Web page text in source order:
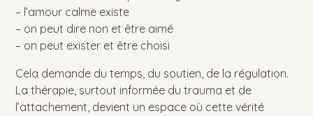
– l’amour calme existe
– on peut dire non et être aimé
– on peut exister et être choisi
Cela demande du temps, du soutien, de la régulation.
La thérapie, surtout informée du trauma et de
l’attachement, devient un espace où cette vérité